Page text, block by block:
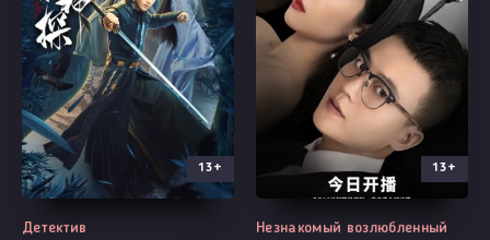
Все серии
13+
Детектив
Все серии
13+
Незнакомый возлюбленный